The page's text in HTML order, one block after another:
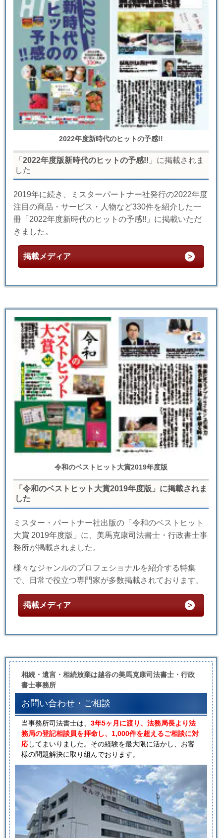
2022年度新時代のヒットの予感!!
「 2022年度版新時代のヒットの予感!! 」に掲載されま
した
2019年に続き、ミスターパートナー社発行の2022年度
注目の商品・サービス・人物など330件を紹介した一
冊「2022年度新時代のヒットの予感!!」に掲載いただ
きました。
掲載メディア
令和のベストヒット大賞2019年度版
「令和のベストヒット大賞2019年度版」に掲載されま
した
ミスター・パートナー社出版の「令和のベストヒット
大賞 2019年度版」に、美馬克康司法書士・行政書士事
務所が掲載されました。
様々なジャンルのプロフェショナルを紹介する特集
で、日常で役立つ専門家が多数掲載されております。
掲載メディア
相続・遺言・相続放棄は越谷の美馬克康司法書士・行政
書士事務所
お問い合わせ・ご相談
当事務所司法書士は、 3年5ヶ月に渡り、法務局長より法
務局の登記相談員を拝命し、1,000件を超えるご相談に対
応してまいりました。その経験を最大限に活かし、お客
様の問題解決に取り組んでおります。